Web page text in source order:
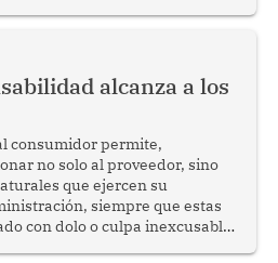
de desarrollo, cohesión
alcanza a los
consumidor permite,
no solo al proveedor, sino
que ejercen su
siempre que estas
con dolo o culpa inexcusable